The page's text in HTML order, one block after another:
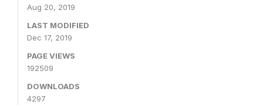
Aug 20, 2019
LAST MODIFIED
Dec 17, 2019
PAGE VIEWS
192509
DOWNLOADS
4297